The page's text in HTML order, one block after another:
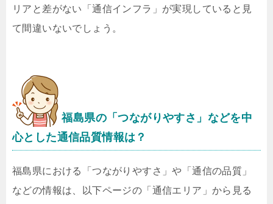
リアと差がない「通信インフラ」が実現していると見
て間違いないでしょう。
福島県の「つながりやすさ」などを中
心とした通信品質情報は？
福島県における「つながりやすさ」や「通信の品質」
などの情報は、以下ページの「通信エリア」から見る